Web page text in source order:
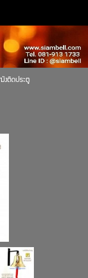
งติดประตู